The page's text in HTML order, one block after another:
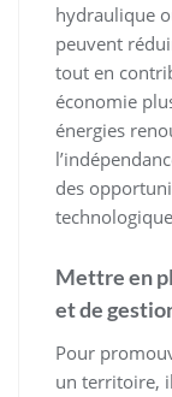
hydraulique
peuvent
tout en
économie
énergies
des
Mettre en
et de
Pour
un territoire,